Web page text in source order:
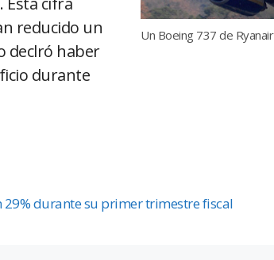
Un Boeing 737 de Ryanair
reducido un
declró haber
durante
durante su primer trimestre fiscal